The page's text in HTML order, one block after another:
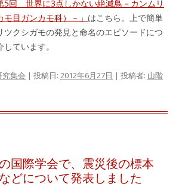
5回 世界に3点しかない絶滅鳥－カンムリ
目ガンカモ科）－」 はこちら。上で簡単
ツクシガモの発見と命名のエピソードにつ
ています。
究集会 | 投稿日: 2012年6月27日 | 投稿者: 山階
国際学会で、震災後の標本
どについて発表しました